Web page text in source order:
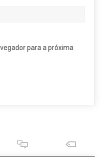
para a próxima